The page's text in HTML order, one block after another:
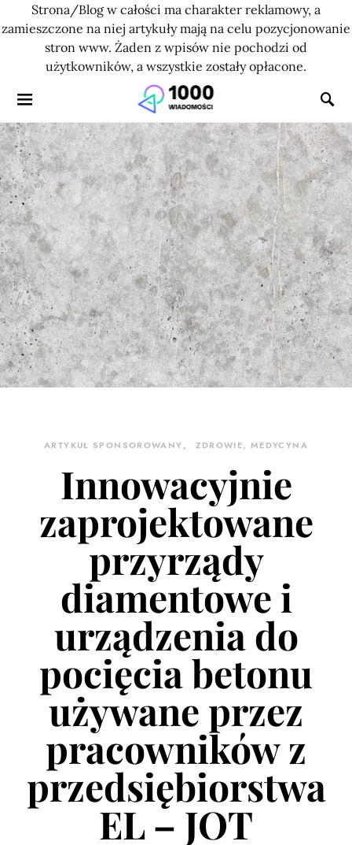
Strona/Blog w całości ma charakter reklamowy, a
zamieszczone na niej artykuły mają na celu pozycjonowanie
stron www. Żaden z wpisów nie pochodzi od
użytkowników, a wszystkie zostały opłacone.
ARTYKUŁ SPONSOROWANY ZDROWIE, MEDYCYNA
Innowacyjnie
zaprojektowane
przyrządy
diamentowe i
urządzenia do
pocięcia betonu
używane przez
pracowników z
przedsiębiorstwa
EL – JOT